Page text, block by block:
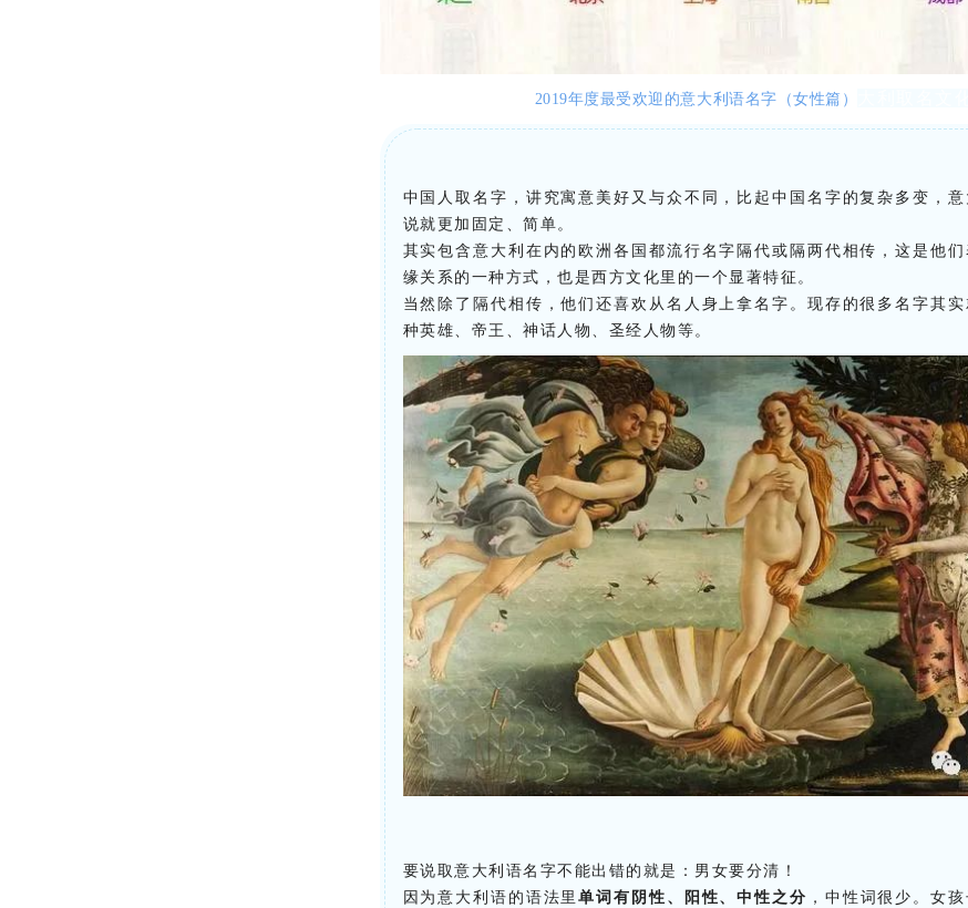
2019年度最受欢迎的意大利语名字（女性篇）
中国人取名字，讲究寓意美好又与众不同，比起中国名字的复杂多变，
说就更加固定、简单。
其实包含意大利在内的欧洲各国都流行名字隔代或隔两代相传，这是他们
缘关系的一种方式，也是西方文化里的一个显著特征。
当然除了隔代相传，他们还喜欢从名人身上拿名字。现存的很多名字其
种英雄、帝王、神话人物、圣经人物等。
要说取意大利语名字不能出错的就是：男女要分清！
因为意大利语的语法里单词有阴性、阳性、中性之分 ，中性词很少。女